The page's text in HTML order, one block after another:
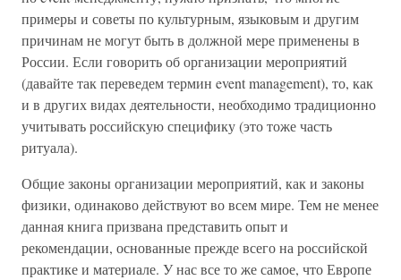
примеры и советы по культурным, языковым и другим
причинам не могут быть в должной мере применены в
России. Если говорить об организации мероприятий
(давайте так переведем термин event management), то, как
и в других видах деятельности, необходимо традиционно
учитывать российскую специфику (это тоже часть
ритуала).
Общие законы организации мероприятий, как и законы
физики, одинаково действуют во всем мире. Тем не менее
данная книга призвана представить опыт и
рекомендации, основанные прежде всего на российской
практике и материале. У нас все то же самое, что Европе